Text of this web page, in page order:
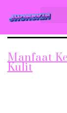
Manfaat
Kulit